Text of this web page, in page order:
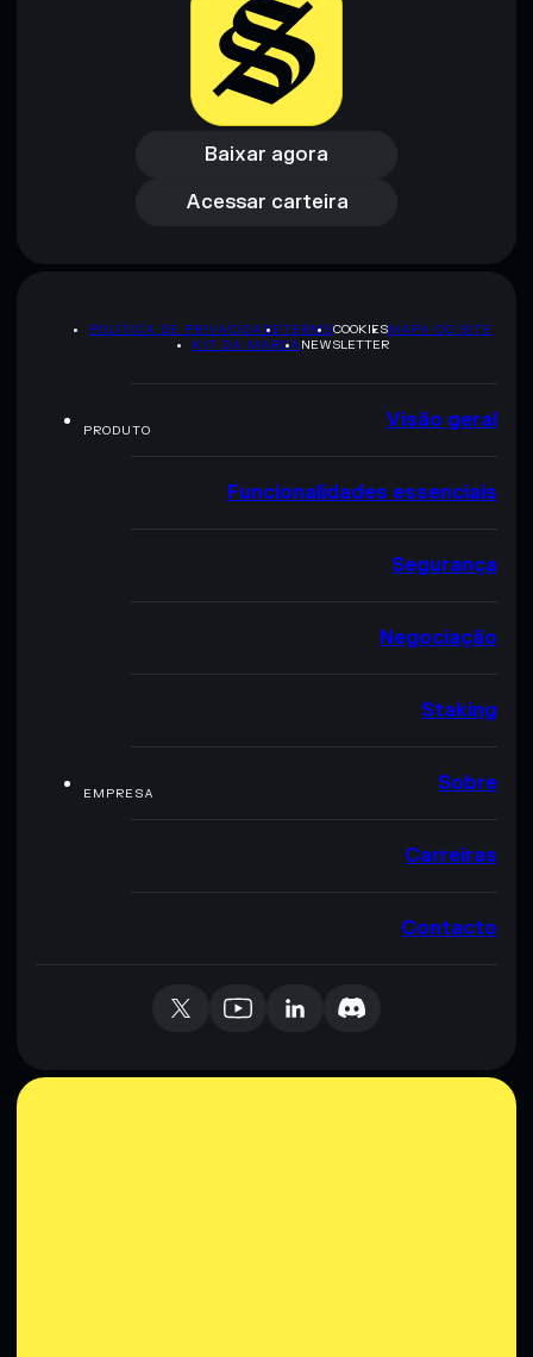
Baixar agora
Baixar agora
Acessar carteira
Acessar carteira
POLÍTICA DE PRIVACIDADETERMSCOOKIESMAPA DO SITE
KIT DA MARCA NEWSLETTER
PRODUTO Visão geral
Funcionalidades essenciais
Segurança
Negociação
Staking
EMPRESA Sobre
Carreiras
Contacto